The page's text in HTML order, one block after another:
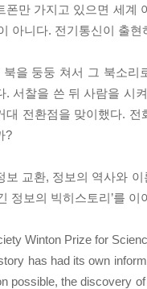
폰만 가지고 있으면 세계
아니다. 전기통신이 출현
을 둥둥 쳐서 그 북소
. 서찰을 쓴 뒤 사람을 시
대 전환점을 맞이했다.
?
보 교환, 정보의 역사와
정보의 빅히스토리’를
Winton Prize for
has had its own
possible, the discovery